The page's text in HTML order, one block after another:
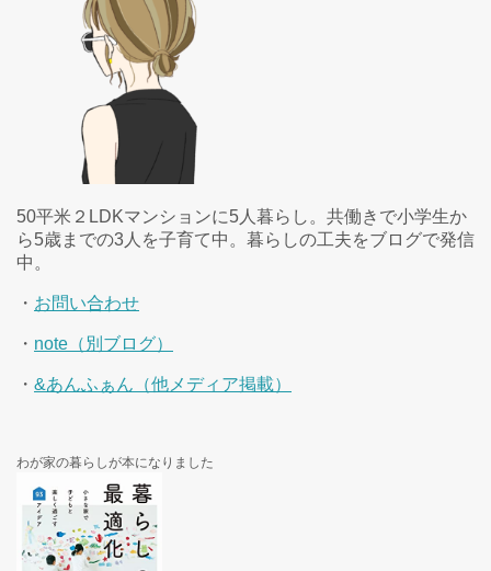
50平米２LDKマンションに5人暮らし。共働きで小学生か
ら5歳までの3人を子育て中。暮らしの工夫をブログで発信
中。
・ お問い合わせ
・ note（別ブログ）
・ &あんふぁん（他メディア掲載）
わが家の暮らしが本になりました